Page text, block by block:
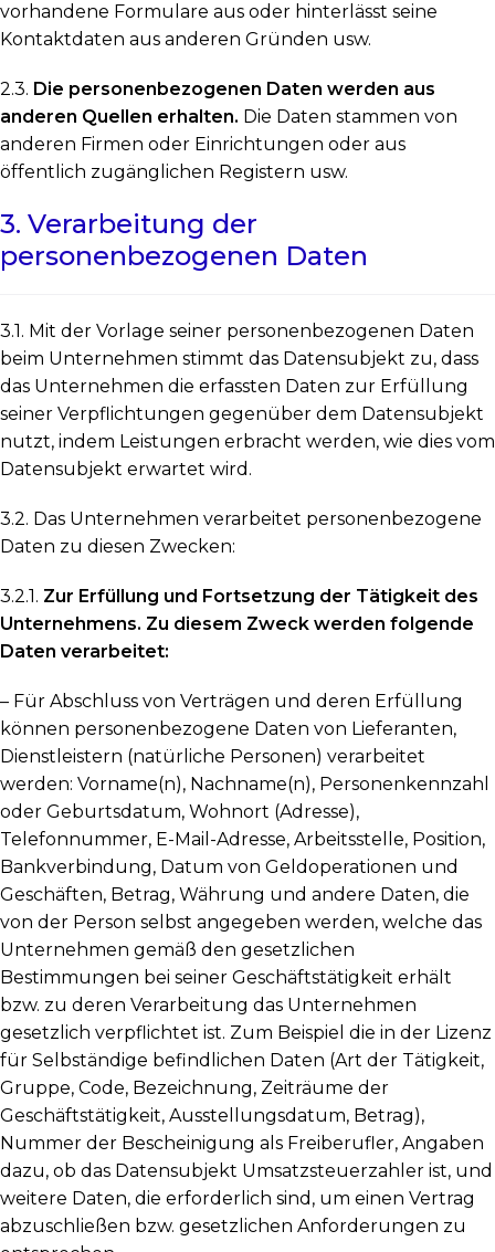
vorhandene Formulare aus oder hinterlässt seine
Kontaktdaten aus anderen Gründen usw.
2.3. Die personenbezogenen Daten werden aus
anderen Quellen erhalten. Die Daten stammen von
anderen Firmen oder Einrichtungen oder aus
öffentlich zugänglichen Registern usw.
3. Verarbeitung der
personenbezogenen Daten
3.1. Mit der Vorlage seiner personenbezogenen Daten
beim Unternehmen stimmt das Datensubjekt zu, dass
das Unternehmen die erfassten Daten zur Erfüllung
seiner Verpflichtungen gegenüber dem Datensubjekt
nutzt, indem Leistungen erbracht werden, wie dies vom
Datensubjekt erwartet wird.
3.2. Das Unternehmen verarbeitet personenbezogene
Daten zu diesen Zwecken:
3.2.1. Zur Erfüllung und Fortsetzung der Tätigkeit des
Unternehmens. Zu diesem Zweck werden folgende
Daten verarbeitet:
– Für Abschluss von Verträgen und deren Erfüllung
können personenbezogene Daten von Lieferanten,
Dienstleistern (natürliche Personen) verarbeitet
werden: Vorname(n), Nachname(n), Personenkennzahl
oder Geburtsdatum, Wohnort (Adresse),
Telefonnummer, E-Mail-Adresse, Arbeitsstelle, Position,
Bankverbindung, Datum von Geldoperationen und
Geschäften, Betrag, Währung und andere Daten, die
von der Person selbst angegeben werden, welche das
Unternehmen gemäß den gesetzlichen
Bestimmungen bei seiner Geschäftstätigkeit erhält
bzw. zu deren Verarbeitung das Unternehmen
gesetzlich verpflichtet ist. Zum Beispiel die in der Lizenz
für Selbständige befindlichen Daten (Art der Tätigkeit,
Gruppe, Code, Bezeichnung, Zeiträume der
Geschäftstätigkeit, Ausstellungsdatum, Betrag),
Nummer der Bescheinigung als Freiberufler, Angaben
dazu, ob das Datensubjekt Umsatzsteuerzahler ist, und
weitere Daten, die erforderlich sind, um einen Vertrag
abzuschließen bzw. gesetzlichen Anforderungen zu